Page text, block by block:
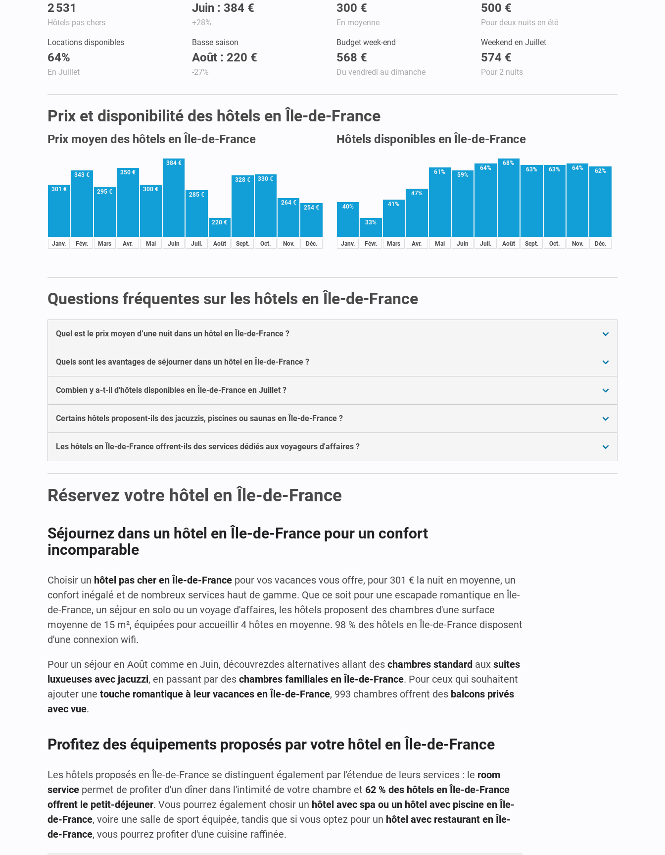
2 531
Hôtels pas chers
Juin : 384 €
+28%
300 €
En moyenne
500 €
Pour deux nuits en été
Locations disponibles
64%
En Juillet
Basse saison
Août : 220 €
-27%
Budget week-end
568 €
Du vendredi au dimanche
Weekend en Juillet
574 €
Pour 2 nuits
Prix et disponibilité des hôtels en Île-de-France
Prix moyen des hôtels en Île-de-France
301 €
Janv.
343 €
Févr.
295 €
Mars
350 €
Avr.
300 €
Mai
384 €
Juin
285 €
Juil.
220 €
Août
328 €
Sept.
330 €
Oct.
264 €
Nov.
254 €
Déc.
Hôtels disponibles en Île-de-France
40%
Janv.
33%
Févr.
41%
Mars
47%
Avr.
61%
Mai
59%
Juin
64%
Juil.
68%
Août
63%
Sept.
63%
Oct.
64%
Nov.
62%
Déc.
Questions fréquentes sur les hôtels en Île-de-France
Quel est le prix moyen d’une nuit dans un hôtel en Île-de-France ?
Quels sont les avantages de séjourner dans un hôtel en Île-de-France ?
Combien y a-t-il d'hôtels disponibles en Île-de-France en Juillet ?
Certains hôtels proposent-ils des jacuzzis, piscines ou saunas en Île-de-France ?
Les hôtels en Île-de-France offrent-ils des services dédiés aux voyageurs d'affaires ?
Réservez votre hôtel en Île-de-France
Séjournez dans un hôtel en Île-de-France pour un confort
incomparable
Choisir un hôtel pas cher en Île-de-France pour vos vacances vous offre, pour 301 € la nuit en moyenne, un
confort inégalé et de nombreux services haut de gamme. Que ce soit pour une escapade romantique en Île-
de-France, un séjour en solo ou un voyage d'affaires, les hôtels proposent des chambres d'une surface
moyenne de 15 m², équipées pour accueillir 4 hôtes en moyenne. 98 % des hôtels en Île-de-France disposent
d'une connexion wifi.
Pour un séjour en Août comme en Juin, découvrezdes alternatives allant des chambres standard aux suites
luxueuses avec jacuzzi, en passant par des chambres familiales en Île-de-France. Pour ceux qui souhaitent
ajouter une touche romantique à leur vacances en Île-de-France, 993 chambres offrent des balcons privés
avec vue.
Profitez des équipements proposés par votre hôtel en Île-de-France
Les hôtels proposés en Île-de-France se distinguent également par l'étendue de leurs services : le room
service permet de profiter d'un dîner dans l'intimité de votre chambre et 62 % des hôtels en Île-de-France
offrent le petit-déjeuner. Vous pourrez également chosir un hôtel avec spa ou un hôtel avec piscine en Île-
de-France, voire une salle de sport équipée, tandis que si vous optez pour un hôtel avec restaurant en Île-
de-France, vous pourrez profiter d'une cuisine raffinée.